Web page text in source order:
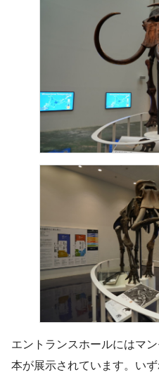
エントランスホールにはマ
本が展示されています。い